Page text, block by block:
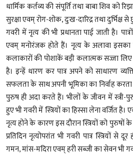
धार्मिक कर्तव्य की संपूर्ति तथा बाबा शिव को
सुरक्षा एवम् रोग-शोक, दुःख-दारिद्र तथा
गवरी में नृत्य की भी प्रधानता पाई जाती है।
एवम् मनोरंजक होते हैं। नृत्य के अलावा इसका
कलाकारों की पोशाकें बड़ी कलात्मक सज्जा लिए
है। इन्हें धारण कर पात्र अपने को साधारण
सफलता के साथ अपनी भूमिका का निर्वाह करता
पुरुष ही अदा करते हैं। भीलों के जीवन में स्त्री-
हुए भी गवरी में स्त्रियों का हिस्सा लेना वर्जित
नृत्य होने के कारण इस दौरान स्त्रियों को
प्रतिदिन नृत्योपरांत भी गवरी पात्र स्त्रियों से
गमन, मांस-मदिरा एवम् हरी सब्जी का सेवन भी